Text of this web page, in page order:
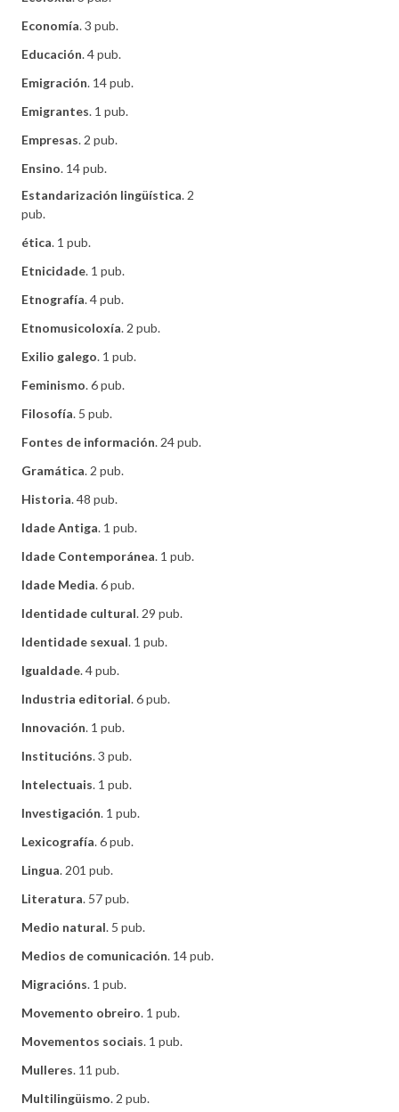
Economía. 3 pub.
Educación. 4 pub.
Emigración. 14 pub.
Emigrantes. 1 pub.
Empresas. 2 pub.
Ensino. 14 pub.
Estandarización lingüística. 2
pub.
ética. 1 pub.
Etnicidade. 1 pub.
Etnografía. 4 pub.
Etnomusicoloxía. 2 pub.
Exilio galego. 1 pub.
Feminismo. 6 pub.
Filosofía. 5 pub.
Fontes de información. 24 pub.
Gramática. 2 pub.
Historia. 48 pub.
Idade Antiga. 1 pub.
Idade Contemporánea. 1 pub.
Idade Media. 6 pub.
Identidade cultural. 29 pub.
Identidade sexual. 1 pub.
Igualdade. 4 pub.
Industria editorial. 6 pub.
Innovación. 1 pub.
Institucións. 3 pub.
Intelectuais. 1 pub.
Investigación. 1 pub.
Lexicografía. 6 pub.
Lingua. 201 pub.
Literatura. 57 pub.
Medio natural. 5 pub.
Medios de comunicación. 14 pub.
Migracións. 1 pub.
Movemento obreiro. 1 pub.
Movementos sociais. 1 pub.
Mulleres. 11 pub.
Multilingüismo. 2 pub.